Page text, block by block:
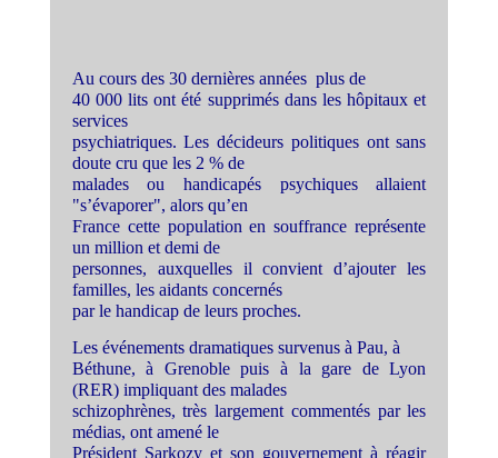
Au cours des 30 dernières années plus de
40 000 lits ont été supprimés dans les hôpitaux et
services
psychiatriques. Les décideurs politiques ont sans
doute cru que les 2 % de
malades ou handicapés psychiques allaient
"s’évaporer", alors qu’en
France cette population en souffrance représente
un million et demi de
personnes, auxquelles il convient d’ajouter les
familles, les aidants concernés
par le handicap de leurs proches.
Les événements dramatiques survenus à Pau, à
Béthune, à Grenoble puis à la gare de Lyon
(RER) impliquant des malades
schizophrènes, très largement commentés par les
médias, ont amené le
Président Sarkozy et son gouvernement à réagir